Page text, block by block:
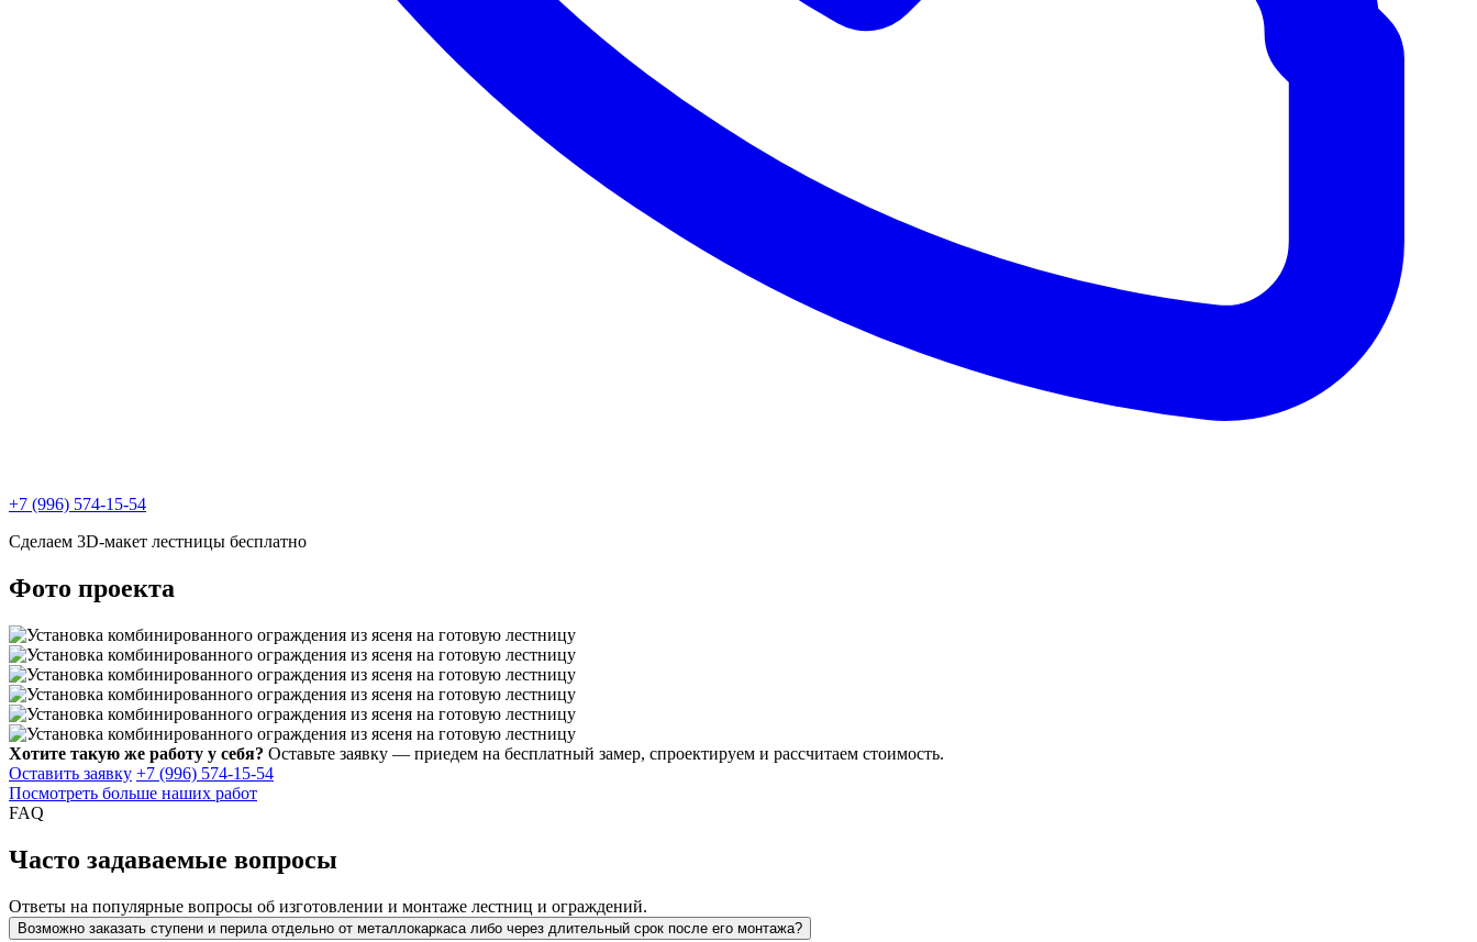
+7 (996) 574-15-54
Сделаем 3D-макет лестницы бесплатно
Фото проекта
Хотите такую же работу у себя? Оставьте заявку — приедем на бесплатный замер, спроектируем и рассчитаем стоимость.
Оставить заявку +7 (996) 574-15-54
Посмотреть больше наших работ
FAQ
Часто задаваемые вопросы
Ответы на популярные вопросы об изготовлении и монтаже лестниц и ограждений.
Возможно заказать ступени и перила отдельно от металлокаркаса либо через длительный срок после его монтажа?